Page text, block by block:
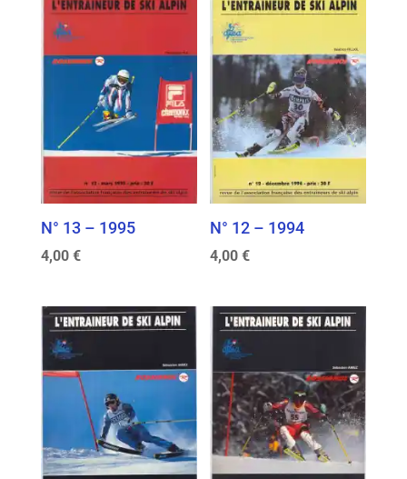
N° 13 – 1995
4,00 €
N° 12 – 1994
4,00€